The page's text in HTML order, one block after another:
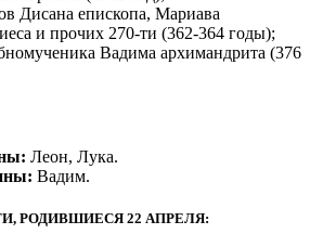
Дисана епископа, Мариава
и прочих 270-ти (362-364 годы);
Вадима архимандрита (376
Леон, Лука.
Вадим.
РОДИВШИЕСЯ 22 АПРЕЛЯ: